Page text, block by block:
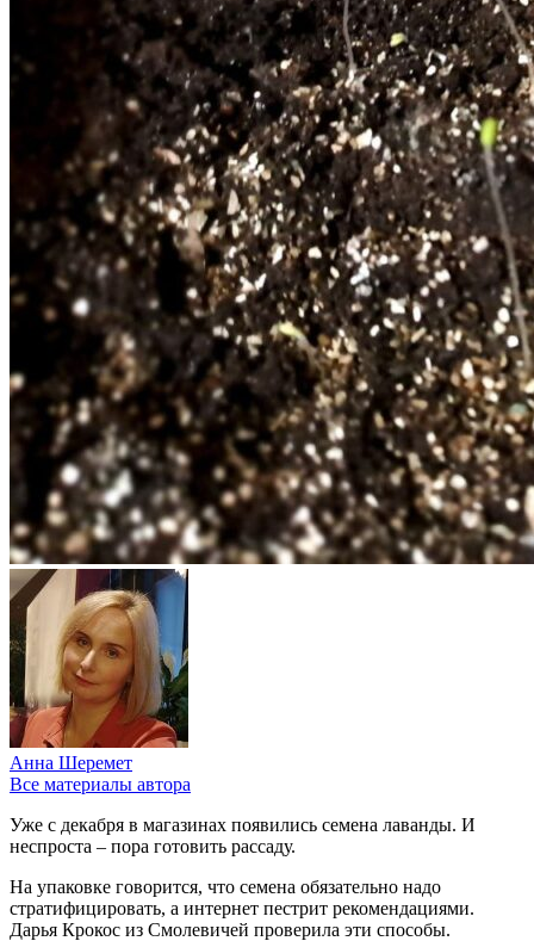
Анна Шеремет
Все материалы автора
Уже с декабря в магазинах появились семена лаванды. И
неспроста – пора готовить рассаду.
На упаковке говорится, что семена обязательно надо
стратифицировать, а интернет пестрит рекомендациями.
Дарья Крокос из Смолевичей проверила эти способы.